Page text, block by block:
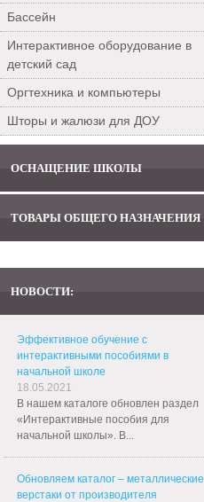
Бассейн
Интерактивное оборудование в
детский сад
Оргтехника и компьютеры
Шторы и жалюзи для ДОУ
ОСНАЩЕНИЕ ШКОЛЫ
ТОВАРЫ ОБЩЕГО НАЗНАЧЕНИЯ
НОВОСТИ:
Эффективное обучение с
интерактивными пособиями в
начальной школе
18.05.2021
В нашем каталоге обновлен раздел
«Интерактивные пособия для
начальной школы». В...
Обновляем каталог – металлические
верстаки от производителя